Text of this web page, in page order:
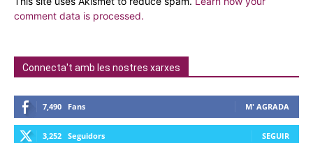
comment data is processed.
Connecta't amb les nostres xarxes
7,490 Fans M' AGRADA
3,252 Seguidors SEGUIR